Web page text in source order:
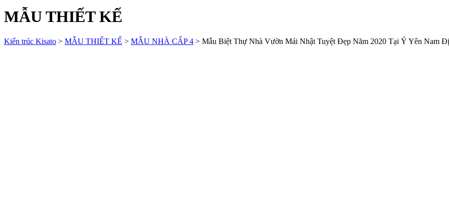
MẪU THIẾT KẾ
Kiến trúc Kisato > MẪU THIẾT KẾ > MẪU NHÀ CẤP 4 > Mẫu Biệt Thự Nhà Vườn Mái Nhật Tuyệt Đẹp Năm 2020 Tại Ý Yên Nam